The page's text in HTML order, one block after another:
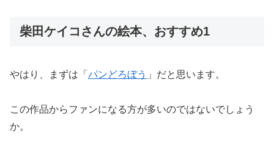
柴田ケイコさんの絵本、おすすめ1
やはり、まずは「 パンどろぼう 」だと思います。
この作品からファンになる方が多いのではないでしょう
か。